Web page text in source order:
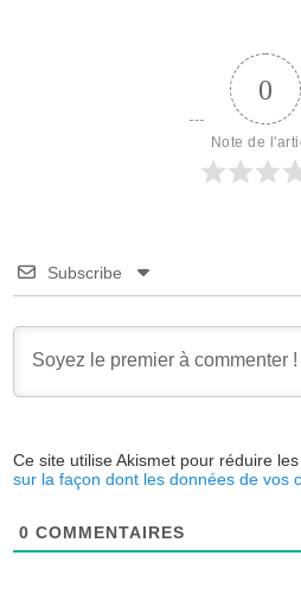
0
Note de
Subscribe
Ce site utilise Akismet pour réduire les
sur la façon dont les données de vos
0 COMMENTAIRES